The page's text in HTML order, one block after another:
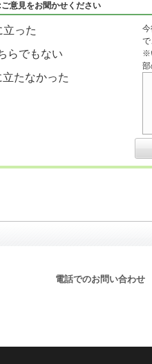
意見をお聞かせください
立った
らでもない
立たなかった
で
※
部
電話でのお問い合わせ